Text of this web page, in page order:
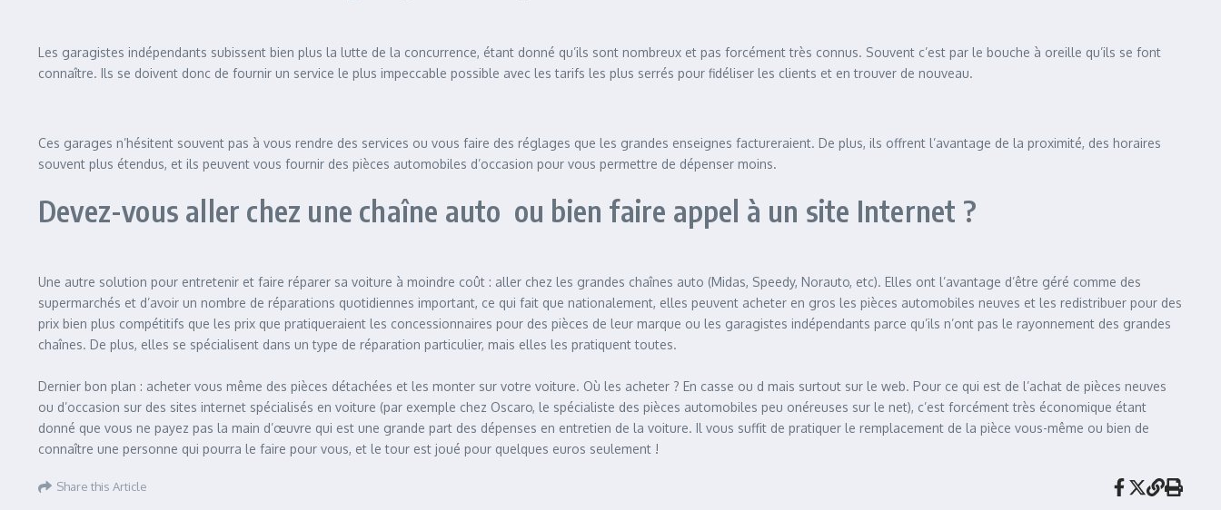
Les garagistes indépendants subissent bien plus la lutte de la concurrence, étant donné qu’ils sont nombreux et pas forcément très connus. Souvent c’est par le bouche à oreille qu’ils se font
connaître. Ils se doivent donc de fournir un service le plus impeccable possible avec les tarifs les plus serrés pour fidéliser les clients et en trouver de nouveau.
Ces garages n’hésitent souvent pas à vous rendre des services ou vous faire des réglages que les grandes enseignes factureraient. De plus, ils offrent l’avantage de la proximité, des horaires
souvent plus étendus, et ils peuvent vous fournir des pièces automobiles d’occasion pour vous permettre de dépenser moins.
Devez-vous aller chez une chaîne auto ou bien faire appel à un site Internet ?
Une autre solution pour entretenir et faire réparer sa voiture à moindre coût : aller chez les grandes chaînes auto (Midas, Speedy, Norauto, etc). Elles ont l’avantage d’être géré comme des
supermarchés et d’avoir un nombre de réparations quotidiennes important, ce qui fait que nationalement, elles peuvent acheter en gros les pièces automobiles neuves et les redistribuer pour des
prix bien plus compétitifs que les prix que pratiqueraient les concessionnaires pour des pièces de leur marque ou les garagistes indépendants parce qu’ils n’ont pas le rayonnement des grandes
chaînes. De plus, elles se spécialisent dans un type de réparation particulier, mais elles les pratiquent toutes.
Dernier bon plan : acheter vous même des pièces détachées et les monter sur votre voiture. Où les acheter ? En casse ou d mais surtout sur le web. Pour ce qui est de l’achat de pièces neuves
ou d’occasion sur des sites internet spécialisés en voiture (par exemple chez Oscaro, le spécialiste des pièces automobiles peu onéreuses sur le net), c’est forcément très économique étant
donné que vous ne payez pas la main d’œuvre qui est une grande part des dépenses en entretien de la voiture. Il vous suffit de pratiquer le remplacement de la pièce vous-même ou bien de
connaître une personne qui pourra le faire pour vous, et le tour est joué pour quelques euros seulement !
Share this Article